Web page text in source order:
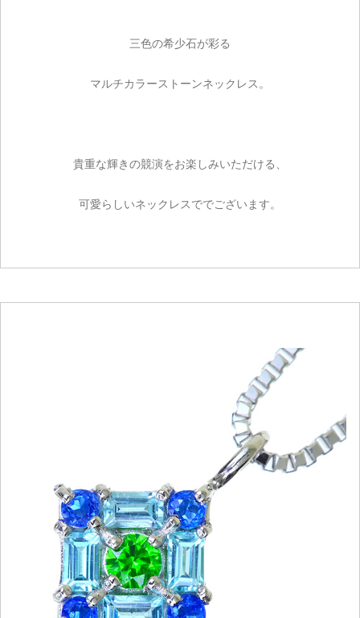
三色の希少石が彩る
マルチカラーストーンネックレス。
貴重な輝きの競演をお楽しみいただける、
可愛らしいネックレスででございます。